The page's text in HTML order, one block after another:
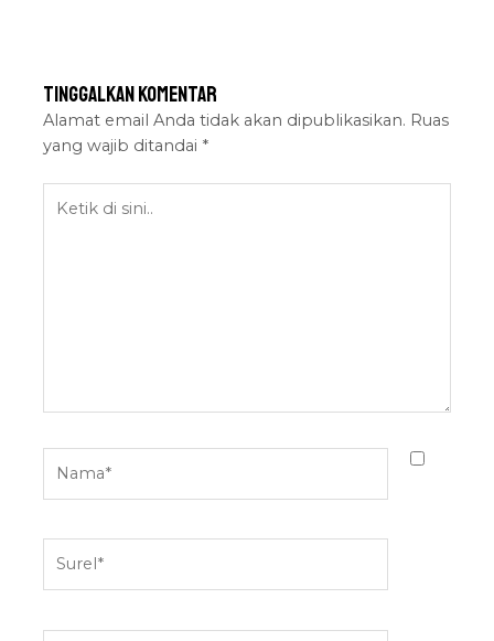
Tinggalkan Komentar
Alamat email Anda tidak akan dipublikasikan. Ruas
yang wajib ditandai *